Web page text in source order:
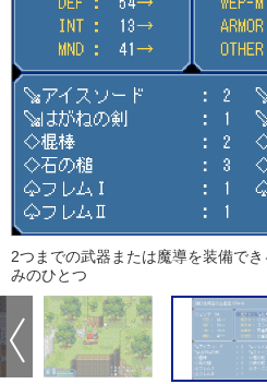
2つまでの武器または魔導を装備で
みのひとつ